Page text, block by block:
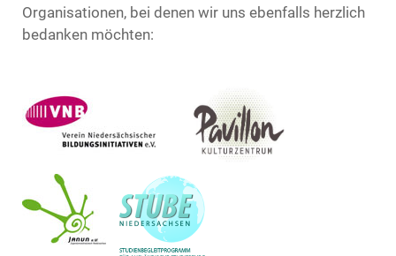
Organisationen, bei denen wir uns ebenfalls herzlich
bedanken möchten: